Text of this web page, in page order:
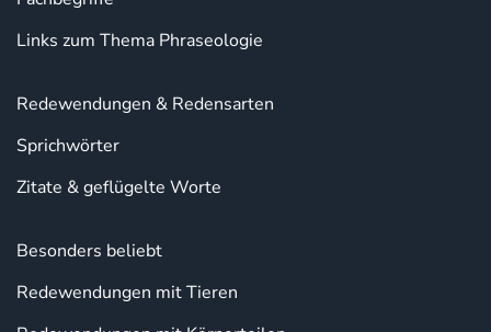
Links zum Thema Phraseologie
Redewendungen & Redensarten
Sprichwörter
Zitate & geflügelte Worte
Besonders beliebt
Redewendungen mit Tieren